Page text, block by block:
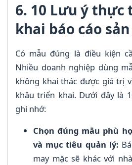
6. 10 Lưu ý
khai báo cáo
Có mẫu đúng là điều kiện
Nhiều doanh nghiệp dùng
không khai thác được giá trị
khâu triển khai. Dưới đây là
ghi nhớ:
Chọn đúng mẫu phù
và mục tiêu quản lý:
may mặc sẽ khác với